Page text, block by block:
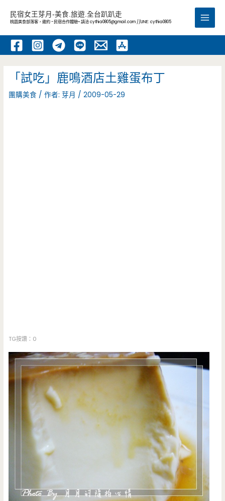
內
民宿女王芽月-美食.旅遊.全台趴趴走
桃園美食部落客，邀約 -民宿合作體驗~ 請洽cythia0805@gmail.com //LINE: cythia0805
Main
「試吃」鹿鳴酒店土雞蛋布丁
團購美食 / 作者:芽月 /2009-05-29
TG按讚：0